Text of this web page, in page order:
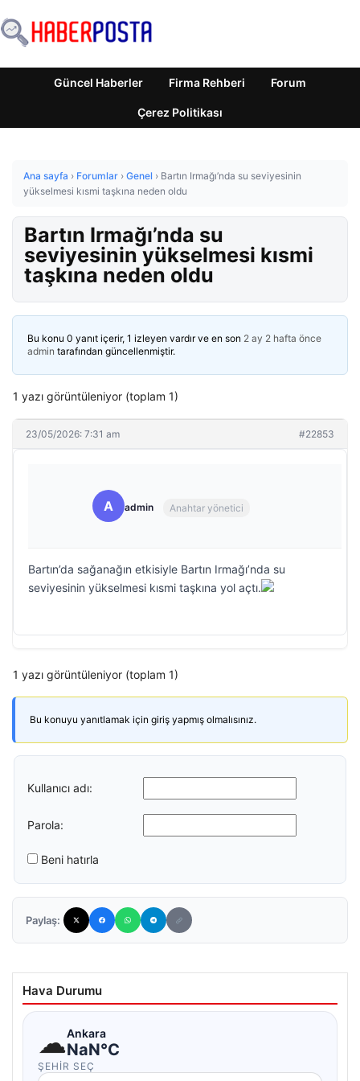
Güncel Haberler Firma Rehberi Forum
Çerez Politikası
Ana sayfa › Forumlar › Genel › Bartın Irmağı’nda su seviyesinin
yükselmesi kısmi taşkına neden oldu
Bartın Irmağı’nda su
seviyesinin yükselmesi kısmi
taşkına neden oldu
Bu konu 0 yanıt içerir, 1 izleyen vardır ve en son 2 ay 2 hafta önce
admin tarafından güncellenmiştir.
1 yazı görüntüleniyor (toplam 1)
23/05/2026: 7:31 am #22853
A admin Anahtar yönetici
Bartın’da sağanağın etkisiyle Bartın Irmağı’nda su
seviyesinin yükselmesi kısmi taşkına yol açtı.
1 yazı görüntüleniyor (toplam 1)
Bu konuyu yanıtlamak için giriş yapmış olmalısınız.
Kullanıcı adı:
Parola:
Beni hatırla
Paylaş:
Hava Durumu
☁Ankara
NaN°C
ŞEHIR SEÇ